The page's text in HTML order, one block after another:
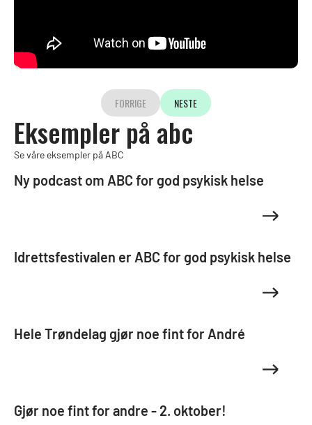
FORRIGE NESTE
Eksempler på abc
Se våre eksempler på ABC
Ny podcast om ABC for god psykisk helse
Idrettsfestivalen er ABC for god psykisk helse
Hele Trøndelag gjør noe fint for André
Gjør noe fint for andre - 2. oktober!